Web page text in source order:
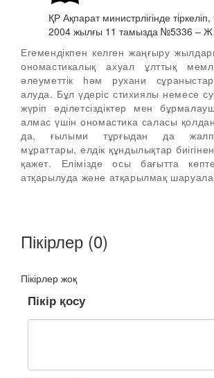
ҚР Ақпарат министрлігінде
2004 жылғы 11 тамызда №5336 – Ж
Егемендікпен келген жаңғыру
ономас­тикалық ахуал ұлттық
әлеуметтік һәм руха­ни
алуда. Бұл үдеріс стихиялы немесе
жүріп әділетсіздіктер мен
алмас үшін ономастика саласы
да, ғылыми тұрғыдан да жалпы
мұраттары, елдік құн­дылықтар
қажет. Елімізде осы бағытта
атқарылуда және атқарылмақ
Пікірлер (0)
Пікірлер жоқ
Пікір қосу